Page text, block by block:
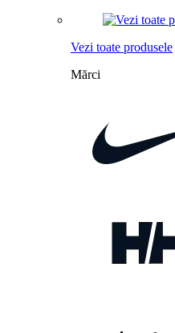
Vezi toate produsele
Mărci